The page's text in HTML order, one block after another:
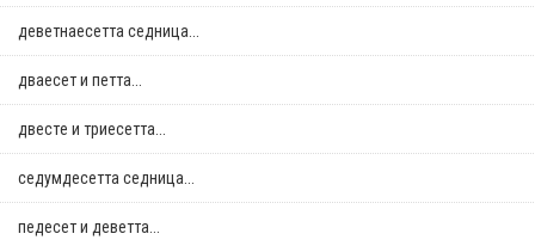
деветнаесетта седница...
дваесет и петта...
двестe и триесетта...
седумдесетта седница...
педесет и деветта...